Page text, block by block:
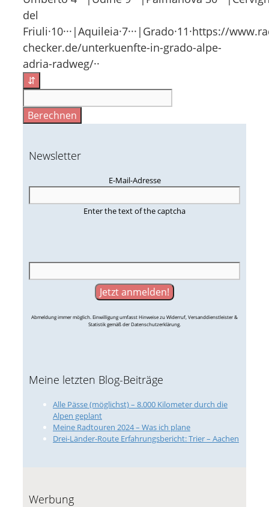
del
Friuli·10···|Aquileia·7···|Grado·11·https://
checker.de/unterkuenfte-in-grado-alpe-
adria-radweg/··
⇵
Berechnen
Newsletter
E-Mail-Adresse
Enter the text of the captcha
Abmeldung immer möglich. Einwilligung umfasst Hinweise zu Widerruf, Versanddienstleister &
Statistik gemäß der Datenschutzerklärung.
Meine letzten Blog-Beiträge
Alle Pässe (möglichst) – 8.000 Kilometer durch die
Alpen geplant
Meine Radtouren 2024 – Was ich plane
Drei-Länder-Route Erfahrungsbericht: Trier – Aachen
Werbung